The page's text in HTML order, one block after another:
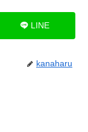
LINE
kanaharu